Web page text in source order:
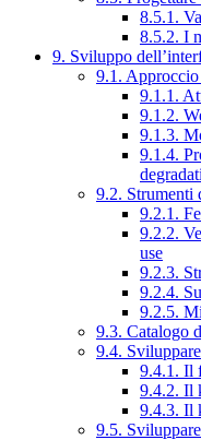
8.5.1.
8.5.2. I
9. Sviluppo
9.1.
9.1.1.
9.1.2.
9.1.3.
9.1.4.
9.2. Strumenti
9.2.1.
9.2.2.
use
9.2.3.
9.2.4.
9.2.5.
9.3. Catalogo
9.4.
9.4.1. Il
9.4.2. Il
9.4.3. Il
9.5.